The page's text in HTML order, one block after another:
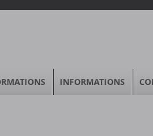
INFORMATIONS